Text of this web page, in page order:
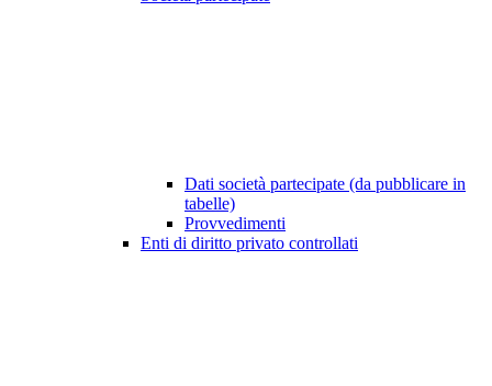
Dati società partecipate (da pubblicare in
tabelle)
Provvedimenti
Enti di diritto privato controllati